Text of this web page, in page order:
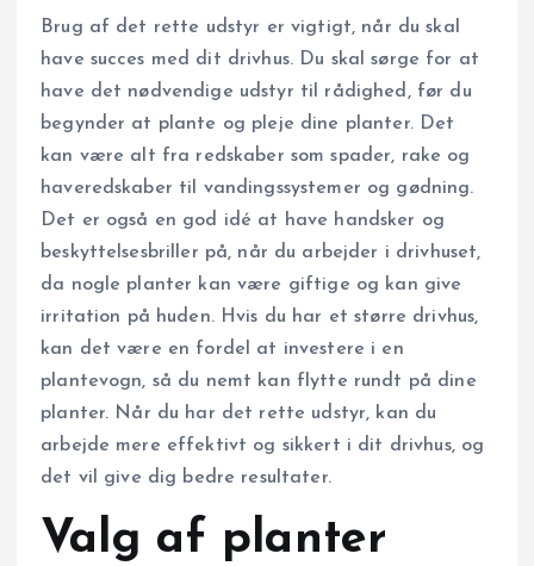
Brug af det rette udstyr er vigtigt, når du skal
have succes med dit drivhus. Du skal sørge for at
have det nødvendige udstyr til rådighed, før du
begynder at plante og pleje dine planter. Det
kan være alt fra redskaber som spader, rake og
haveredskaber til vandingssystemer og gødning.
Det er også en god idé at have handsker og
beskyttelsesbriller på, når du arbejder i drivhuset,
da nogle planter kan være giftige og kan give
irritation på huden. Hvis du har et større drivhus,
kan det være en fordel at investere i en
plantevogn, så du nemt kan flytte rundt på dine
planter. Når du har det rette udstyr, kan du
arbejde mere effektivt og sikkert i dit drivhus, og
det vil give dig bedre resultater.
Valg af planter